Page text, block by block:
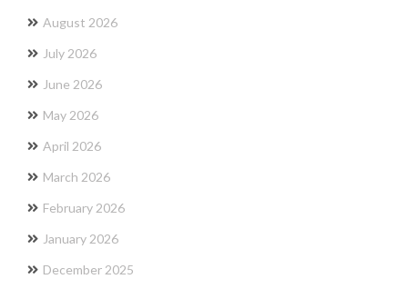
August 2026
July 2026
June 2026
May 2026
April 2026
March 2026
February 2026
January 2026
December 2025